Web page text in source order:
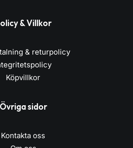
& Villkor
& returpolicy
Köpvillkor
Övriga sidor
Kontakta oss